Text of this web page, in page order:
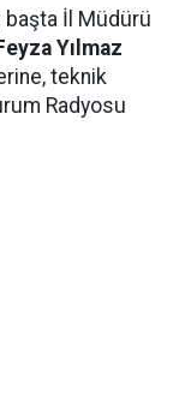
başta İl Müdürü
Yılmaz
teknik
Radyosu